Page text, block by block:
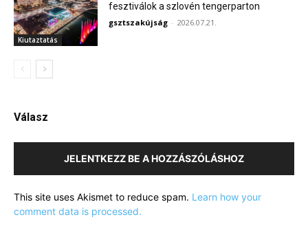
Kiutaztatás
fesztiválok a szlovén tengerparton
gsztszakújság - 2026.07.21.
Válasz
JELENTKEZZ BE A HOZZÁSZÓLÁSHOZ
This site uses Akismet to reduce spam. Learn how your
comment data is processed.